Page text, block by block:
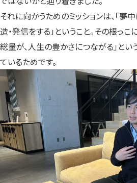
それに向かうためのミッションは、「夢
造・発信をする」ということ。その根っ
総量が、人生の豊かさにつながる」とい
ているためです。